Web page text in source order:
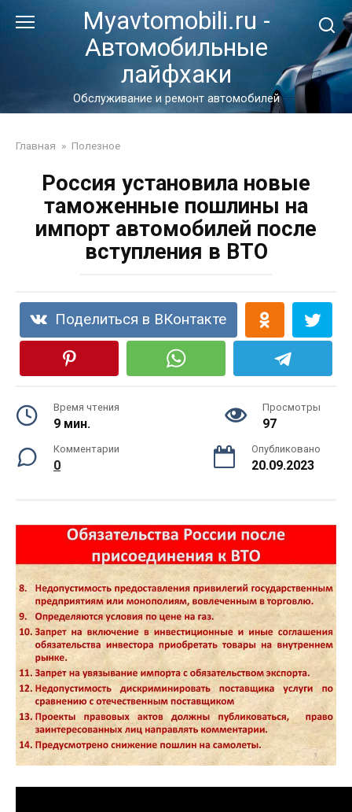
Myavtomobili.ru -
Автомобильные
лайфхаки
Обслуживание и ремонт автомобилей
Главная » Полезное
Россия установила новые
таможенные пошлины на
импорт автомобилей после
вступления в ВТО
Поделиться в ВКонтакте
Время чтения
9 мин.
Просмотры
97
Комментарии
0
Опубликовано
20.09.2023